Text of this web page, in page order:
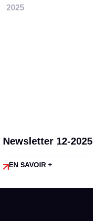
2025
Newsletter 12-2025
EN SAVOIR +